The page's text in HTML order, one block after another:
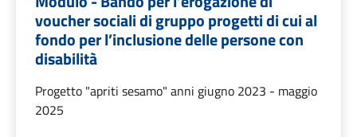
voucher sociali di gruppo progetti di cui al
fondo per l’inclusione delle persone con
disabilità
Progetto "apriti sesamo" anni giugno 2023 - maggio
2025